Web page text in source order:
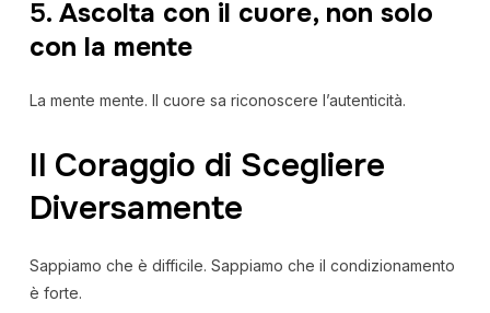
5. Ascolta con il cuore, non solo
con la mente
La mente mente. Il cuore sa riconoscere l’autenticità.
Il Coraggio di Scegliere
Diversamente
Sappiamo che è difficile. Sappiamo che il condizionamento
è forte.